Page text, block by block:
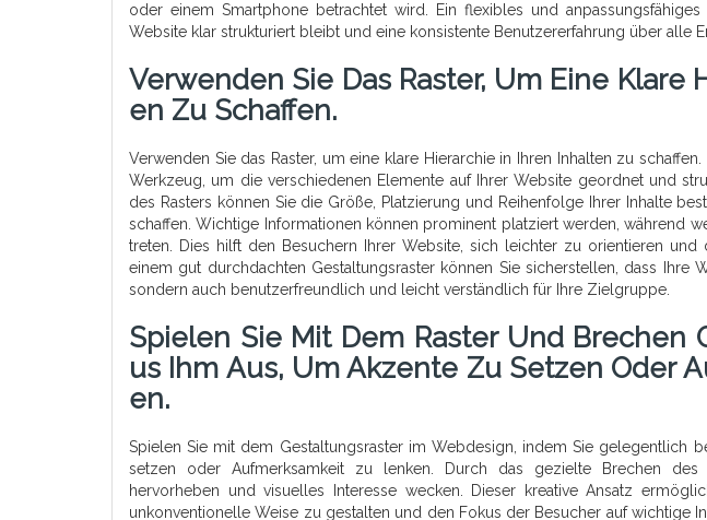
oder einem Smartphone betrachtet wird. Ein flexibles und
Website klar strukturiert bleibt und eine konsistente Benutzererfahrung über alle
Verwenden Sie Das Raster, Um Eine Klare
En Zu Schaffen.
Verwenden Sie das Raster, um eine klare Hierarchie in Ihren Inhalten zu
Werkzeug, um die verschiedenen Elemente auf Ihrer Website geordnet und
des Rasters können Sie die Größe, Platzierung und Reihenfolge Ihrer Inhalte
schaffen. Wichtige Informationen können prominent platziert werden, während
treten. Dies hilft den Besuchern Ihrer Website, sich leichter zu orientieren
einem gut durchdachten Gestaltungsraster können Sie sicherstellen, dass Ihre
sondern auch benutzerfreundlich und leicht verständlich für Ihre Zielgruppe.
Spielen Sie Mit Dem Raster Und Brechen
Us Ihm Aus, Um Akzente Zu Setzen Oder
En.
Spielen Sie mit dem Gestaltungsraster im Webdesign, indem Sie gelegentlich
setzen oder Aufmerksamkeit zu lenken. Durch das gezielte Brechen des
hervorheben und visuelles Interesse wecken. Dieser kreative Ansatz
unkonventionelle Weise zu gestalten und den Fokus der Besucher auf wichtige